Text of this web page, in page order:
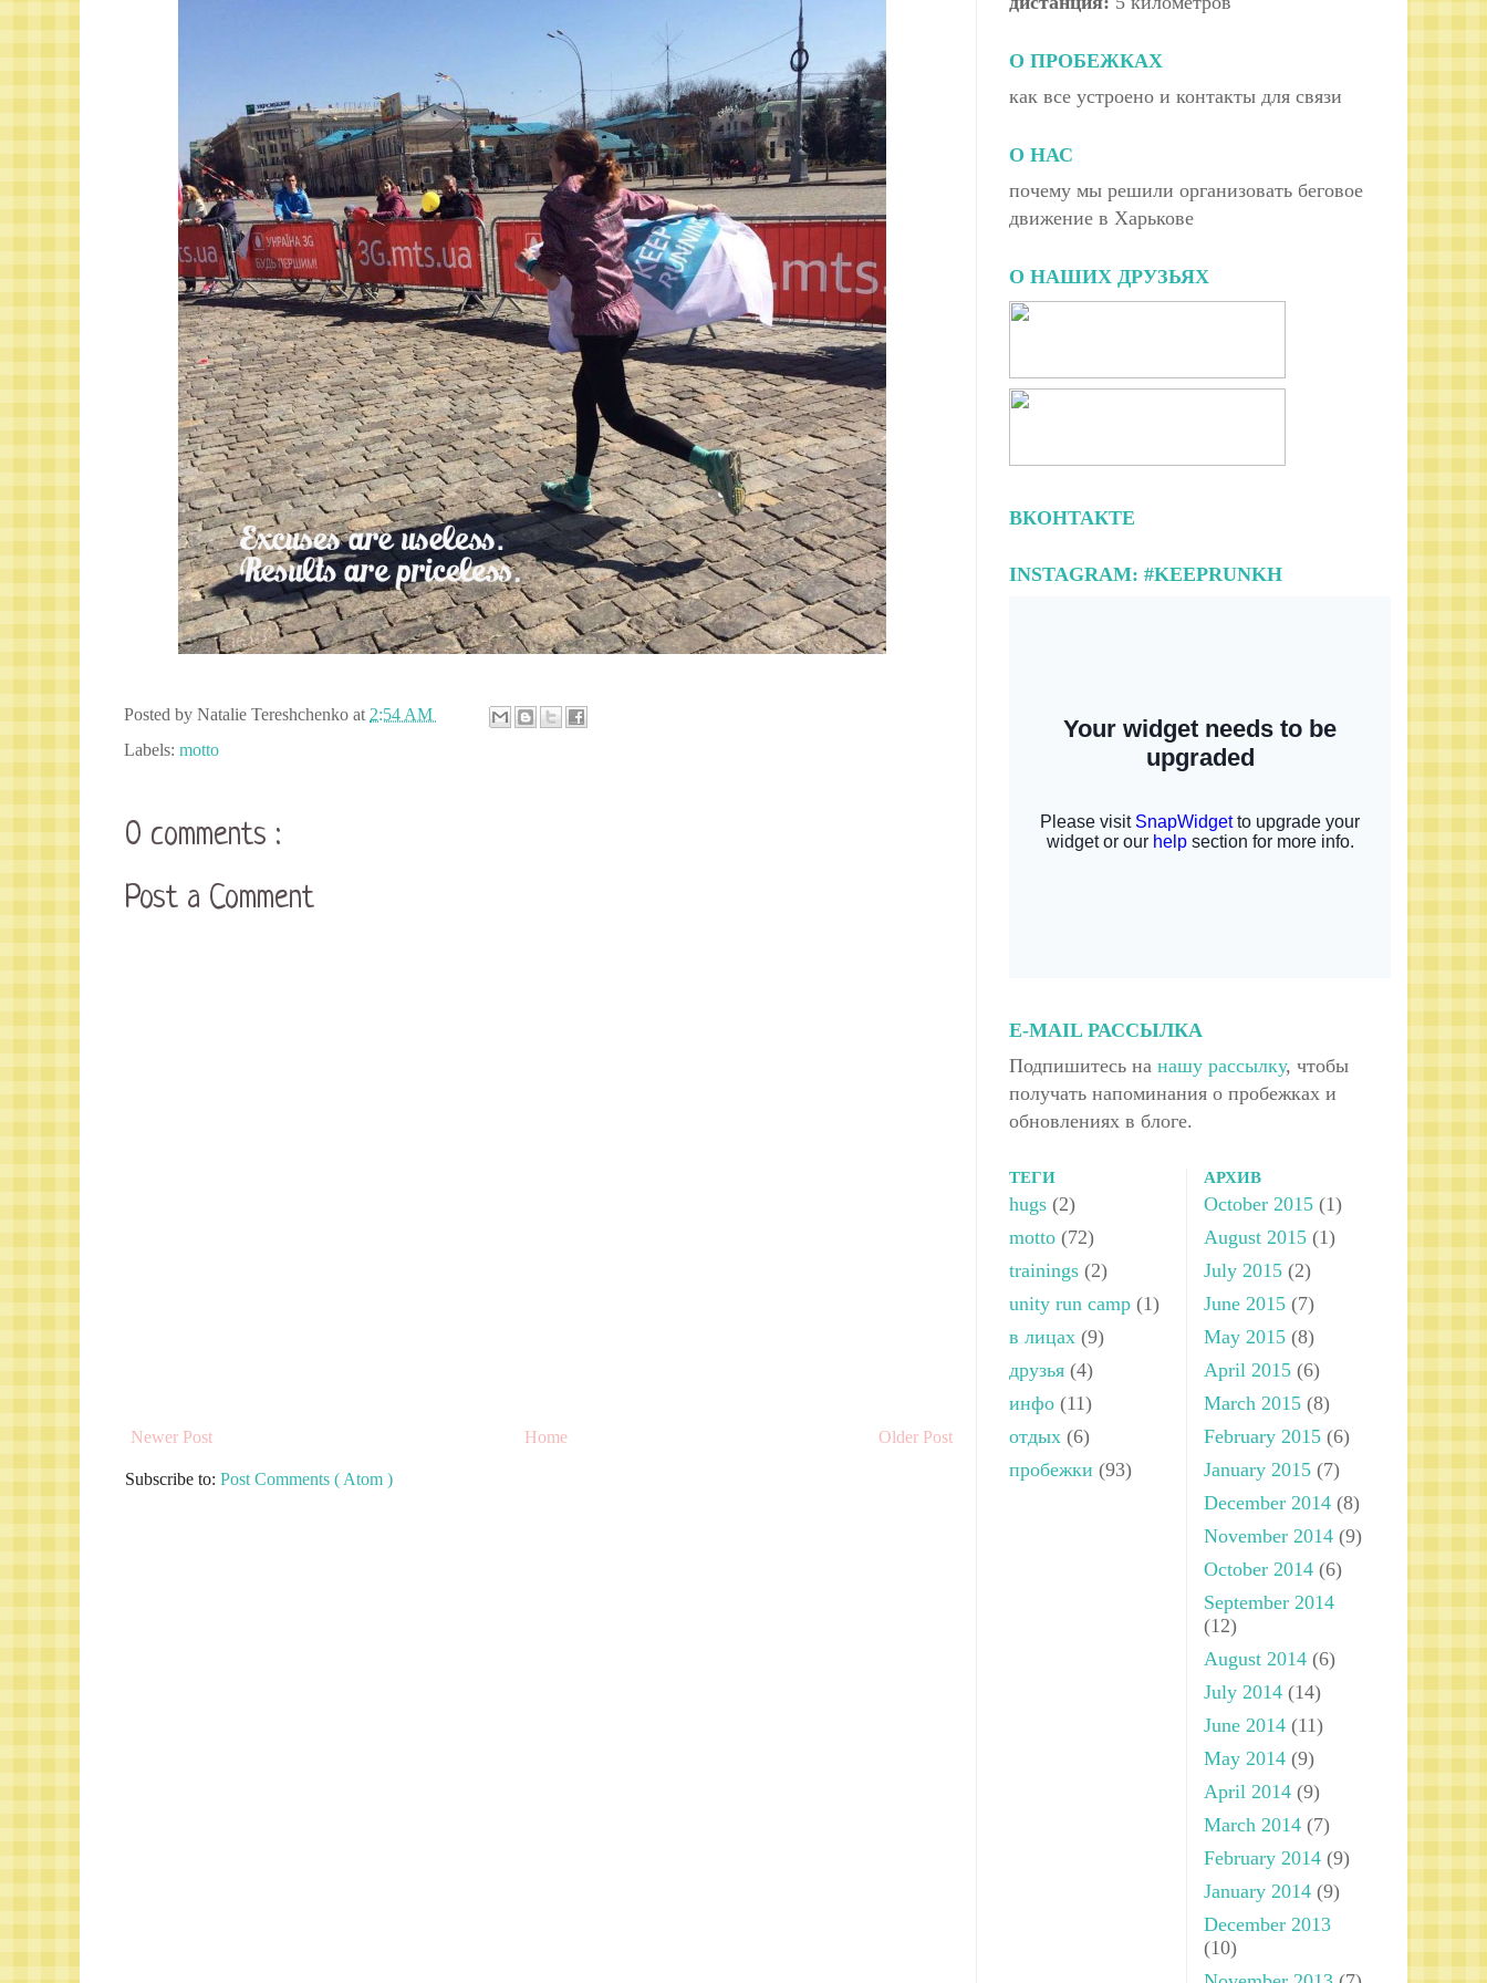
Posted by Natalie Tereshchenko at 2:54 AM
Labels: motto
0 comments :
Post a Comment
Newer Post Older Post
Home
Subscribe to: Post Comments ( Atom )
О ПРОБЕЖКАХ
как все устроено и контакты для связи
О НАС
почему мы решили организовать беговое
движение в Харькове
О НАШИХ ДРУЗЬЯХ
ВКОНТАКТЕ
INSTAGRAM: #KEEPRUNKH
E-MAIL РАССЫЛКА
Подпишитесь на нашу рассылку, чтобы
получать напоминания о пробежках и
обновлениях в блоге.
ТЕГИ
hugs (2)
motto (72)
trainings (2)
unity run camp (1)
в лицах (9)
друзья (4)
инфо (11)
отдых (6)
пробежки (93)
АРХИВ
October 2015 (1)
August 2015 (1)
July 2015 (2)
June 2015 (7)
May 2015 (8)
April 2015 (6)
March 2015 (8)
February 2015 (6)
January 2015 (7)
December 2014 (8)
November 2014 (9)
October 2014 (6)
September 2014
(12)
August 2014 (6)
July 2014 (14)
June 2014 (11)
May 2014 (9)
April 2014 (9)
March 2014 (7)
February 2014 (9)
January 2014 (9)
December 2013
(10)